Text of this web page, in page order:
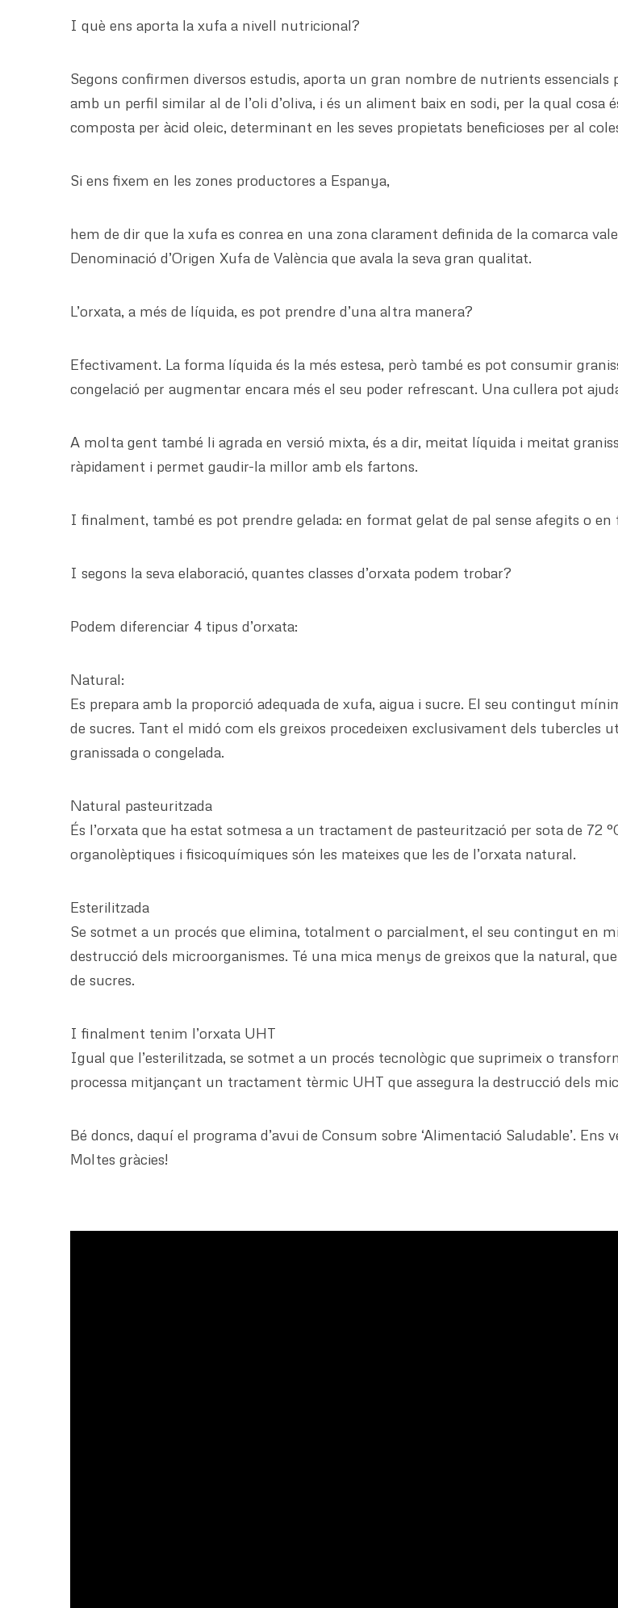
I què ens aporta la xufa a nivell nutricional?
Segons confirmen diversos estudis, aporta un gran nombre de nutrients essencials
amb un perfil similar al de l’oli d’oliva, i és un aliment baix en sodi, per la qual cosa
composta per àcid oleic, determinant en les seves propietats beneficioses per al
Si ens fixem en les zones productores a Espanya,
hem de dir que la xufa es conrea en una zona clarament definida de la comarca
Denominació d’Origen Xufa de València que avala la seva gran qualitat.
L’orxata, a més de líquida, es pot prendre d’una altra manera?
Efectivament. La forma líquida és la més estesa, però també es pot consumir
congelació per augmentar encara més el seu poder refrescant. Una cullera pot
A molta gent també li agrada en versió mixta, és a dir, meitat líquida i meitat
ràpidament i permet gaudir-la millor amb els fartons.
I finalment, també es pot prendre gelada: en format gelat de pal sense afegits o
I segons la seva elaboració, quantes classes d’orxata podem trobar?
Podem diferenciar 4 tipus d’orxata:
Natural:
Es prepara amb la proporció adequada de xufa, aigua i sucre. El seu contingut
de sucres. Tant el midó com els greixos procedeixen exclusivament dels tubercles
granissada o congelada.
Natural pasteuritzada
És l’orxata que ha estat sotmesa a un tractament de pasteurització per sota de 72
organolèptiques i fisicoquímiques són les mateixes que les de l’orxata natural.
Esterilitzada
Se sotmet a un procés que elimina, totalment o parcialment, el seu contingut en
destrucció dels microorganismes. Té una mica menys de greixos que la natural,
de sucres.
I finalment tenim l’orxata UHT
Igual que l’esterilitzada, se sotmet a un procés tecnològic que suprimeix o
processa mitjançant un tractament tèrmic UHT que assegura la destrucció dels
Bé doncs, daquí el programa d’avui de Consum sobre ‘Alimentació Saludable’.
Moltes gràcies!